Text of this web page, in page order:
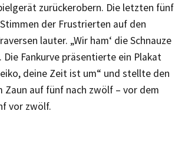
zurückerobern. Die letzten fünf
der Frustrierten auf den
lauter. „Wir ham‘ die Schnauze
Die Fankurve präsentierte ein Plakat
deine Zeit ist um“ und stellte den
Zaun auf fünf nach zwölf – vor dem
vor zwölf.